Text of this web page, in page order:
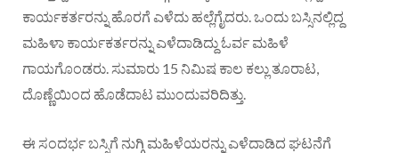
ಕಾರ್ಯಕರ್ತರನ್ನು ಹೊರಗೆ ಎಳೆದು ಹಲ್ಲೆಗೈದರು. ಒಂದು ಬಸ್ಸಿನಲ್ಲಿದ್ದ
ಮಹಿಳಾ ಕಾರ್ಯಕರ್ತರನ್ನು ಎಳೆದಾಡಿದ್ದು ಓರ್ವ ಮಹಿಳೆ
ಗಾಯಗೊಂಡರು. ಸುಮಾರು 15 ನಿಮಿಷ ಕಾಲ ಕಲ್ಲು ತೂರಾಟ,
ದೊಣ್ಣೆಯಿಂದ ಹೊಡೆದಾಟ ಮುಂದುವರಿದಿತ್ತು.
ಈ ಸಂದರ್ಭ ಬಸ್ಸಿಗೆ ನುಗ್ಗಿ ಮಹಿಳೆಯರನ್ನು ಎಳೆದಾಡಿದ ಘಟನೆಗೆ